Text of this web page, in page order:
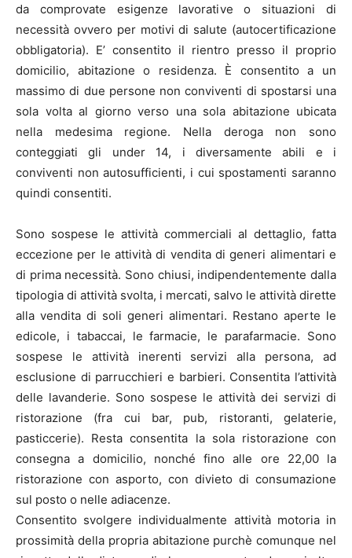
da comprovate esigenze lavorative o situazioni di
necessità ovvero per motivi di salute (autocertificazione
obbligatoria). E’ consentito il rientro presso il proprio
domicilio, abitazione o residenza. È consentito a un
massimo di due persone non conviventi di spostarsi una
sola volta al giorno verso una sola abitazione ubicata
nella medesima regione. Nella deroga non sono
conteggiati gli under 14, i diversamente abili e i
conviventi non autosufficienti, i cui spostamenti saranno
quindi consentiti.
Sono sospese le attività commerciali al dettaglio, fatta
eccezione per le attività di vendita di generi alimentari e
di prima necessità. Sono chiusi, indipendentemente dalla
tipologia di attività svolta, i mercati, salvo le attività dirette
alla vendita di soli generi alimentari. Restano aperte le
edicole, i tabaccai, le farmacie, le parafarmacie. Sono
sospese le attività inerenti servizi alla persona, ad
esclusione di parrucchieri e barbieri. Consentita l’attività
delle lavanderie. Sono sospese le attività dei servizi di
ristorazione (fra cui bar, pub, ristoranti, gelaterie,
pasticcerie). Resta consentita la sola ristorazione con
consegna a domicilio, nonché fino alle ore 22,00 la
ristorazione con asporto, con divieto di consumazione
sul posto o nelle adiacenze.
Consentito svolgere individualmente attività motoria in
prossimità della propria abitazione purchè comunque nel